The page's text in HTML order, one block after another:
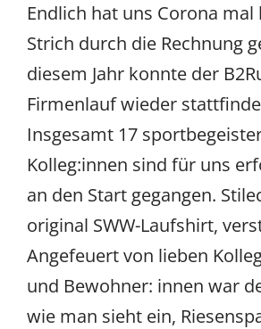
Endlich hat uns Corona mal
Strich durch die Rechnung
diesem Jahr konnte der
Firmenlauf wieder
Insgesamt 17
Kolleg:innen sind für uns
an den Start gegangen.
original SWW-Laufshirt,
Angefeuert von lieben
und Bewohner: innen war
wie man sieht ein,